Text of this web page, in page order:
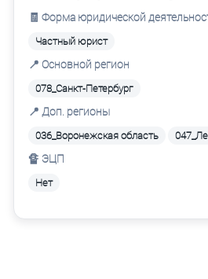
🧾 Форма юридической
Частный юрист
📍 Основной регион
078_Санкт-Петербург
📍 Доп. регионы
036_Воронежская область
🔏 ЭЦП
Нет